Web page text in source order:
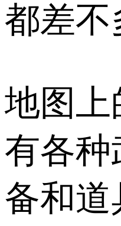
都差不
地图上
有各种
备和道